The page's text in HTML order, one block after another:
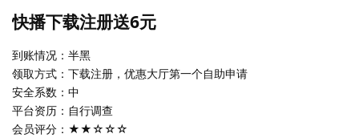
快播下载注册送6元
到账情况：半黑
领取方式：下载注册，优惠大厅第一个自助申请
安全系数：中
平台资历：自行调查
会员评分：★★☆☆☆